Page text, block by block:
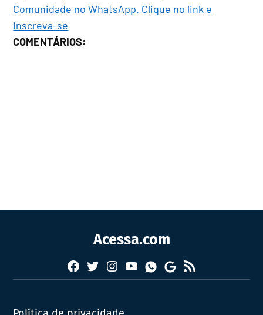
Comunidade no WhatsApp. Clique no link e
inscreva-se
COMENTÁRIOS:
Acessa.com
Facebook
TwitterInstagram
YouTubeWhatsapp
Google
News
RSS